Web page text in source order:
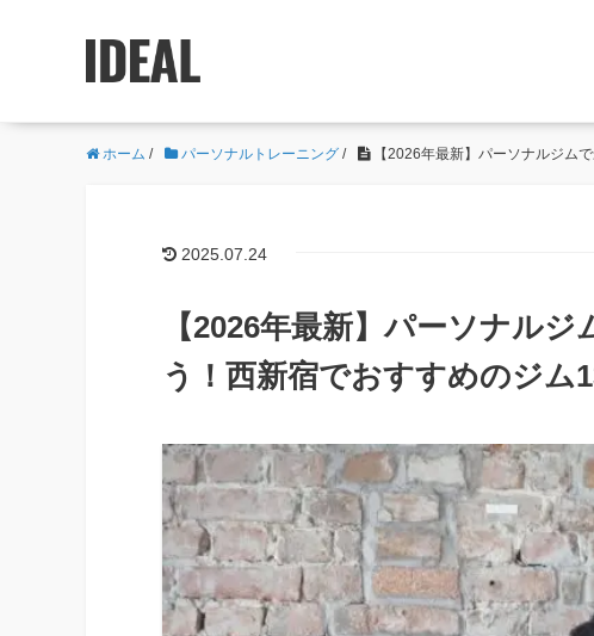
ホーム / パーソナルトレーニング / 【2026年最新】パーソナルジム
2025.07.24
【2026年最新】パーソナル
う！西新宿でおすすめのジム